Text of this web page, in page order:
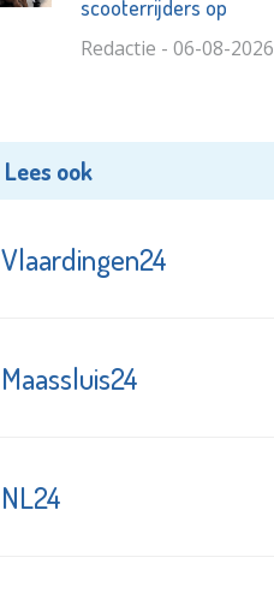
scooterrijders op
Redactie - 06-08-2026
Lees ook
Vlaardingen24
Maassluis24
NL24